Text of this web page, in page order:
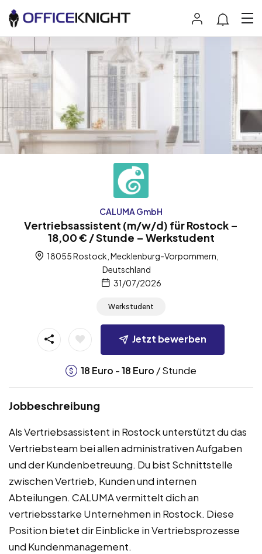
CALUMA GmbH
Vertriebsassistent (m/w/d) für Rostock –
18,00 € / Stunde – Werkstudent
18055 Rostock, Mecklenburg-Vorpommern,
Deutschland
31/07/2026
Werkstudent
Jetzt bewerben
18 Euro -18 Euro / Stunde
Jobbeschreibung
Als Vertriebsassistent in Rostock unterstützt du das
Vertriebsteam bei allen administrativen Aufgaben
und der Kundenbetreuung. Du bist Schnittstelle
zwischen Vertrieb, Kunden und internen
Abteilungen. CALUMA vermittelt dich an
vertriebsstarke Unternehmen in Rostock. Diese
Position bietet dir Einblicke in Vertriebsprozesse
und Kundenmanagement.